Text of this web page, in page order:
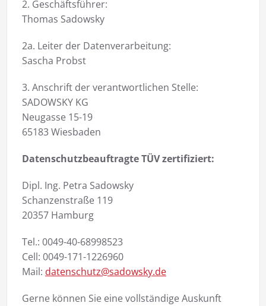
2. Geschäftsführer:
Thomas Sadowsky
2a. Leiter der Datenverarbeitung:
Sascha Probst
3. Anschrift der verantwortlichen Stelle:
SADOWSKY KG
Neugasse 15-19
65183 Wiesbaden
Datenschutzbeauftragte TÜV zertifiziert:
Dipl. Ing. Petra Sadowsky
Schanzenstraße 119
20357 Hamburg
Tel.: 0049-40-68998523
Cell: 0049-171-1226960
Mail: datenschutz@sadowsky.de
Gerne können Sie eine vollständige Auskunft